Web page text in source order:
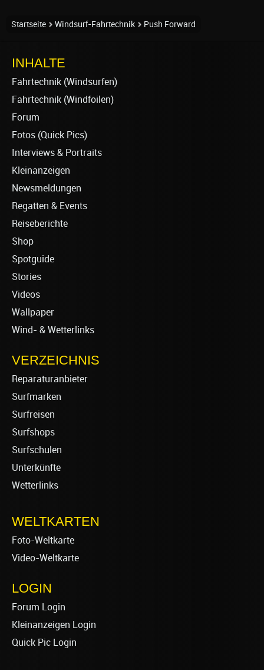
Startseite Windsurf-Fahrtechnik Push Forward
INHALTE
Fahrtechnik (Windsurfen)
Fahrtechnik (Windfoilen)
Forum
Fotos (Quick Pics)
Interviews & Portraits
Kleinanzeigen
Newsmeldungen
Regatten & Events
Reiseberichte
Shop
Spotguide
Stories
Videos
Wallpaper
Wind- & Wetterlinks
VERZEICHNIS
Reparaturanbieter
Surfmarken
Surfreisen
Surfshops
Surfschulen
Unterkünfte
Wetterlinks
WELTKARTEN
Foto-Weltkarte
Video-Weltkarte
LOGIN
Forum Login
Kleinanzeigen Login
Quick Pic Login